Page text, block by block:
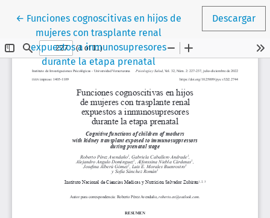
← Volver a los detalles del artículo
Funciones cognoscitivas en hijos de
mujeres con trasplante renal
expuestos a inmunosupresores
durante la etapa prenatal
Descargar